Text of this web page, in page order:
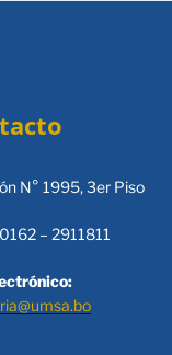
N° 1995, 3er Piso
– 2911811